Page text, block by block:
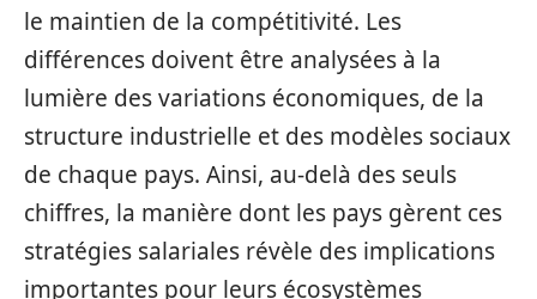
le maintien de la compétitivité. Les
différences doivent être analysées à la
lumière des variations économiques, de la
structure industrielle et des modèles sociaux
de chaque pays. Ainsi, au-delà des seuls
chiffres, la manière dont les pays gèrent ces
stratégies salariales révèle des implications
importantes pour leurs écosystèmes